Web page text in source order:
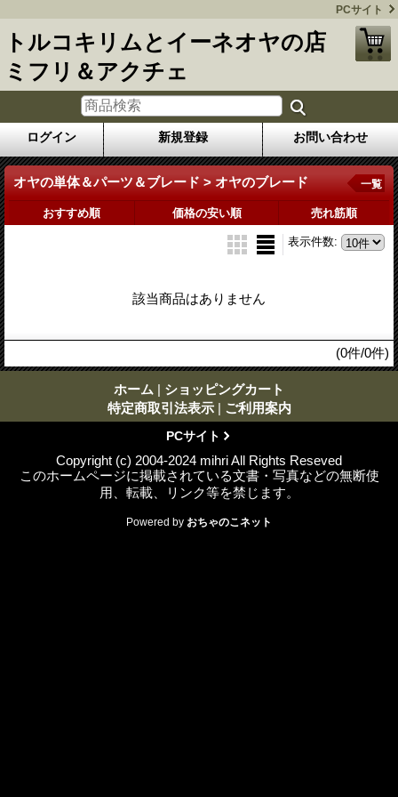
PCサイト
トルコキリムとイーネオヤの店
ミフリ＆アクチェ
ログイン 新規登録 お問い合わせ
オヤの単体＆パーツ＆ブレード > オヤのブレード 一覧
おすすめ順 価格の安い順 売れ筋順
表示件数:
該当商品はありません
(0件/0件)
ホーム | ショッピングカート
特定商取引法表示 | ご利用案内
PCサイト
Copyright (c) 2004-2024 mihri All Rights Reseved
このホームページに掲載されている文書・写真などの無断使
用、転載、リンク等を禁じます。
Powered by おちゃのこネット